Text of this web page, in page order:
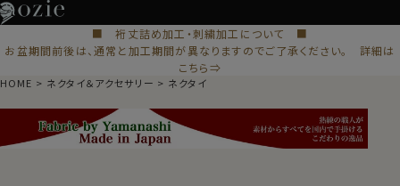
■ 裄丈詰め加工・刺繍加工について ■
お盆期間前後は、通常と加工期間が異なりますのでご了承ください。 詳細は
こちら⇒
HOME ネクタイ＆アクセサリー ネクタイ